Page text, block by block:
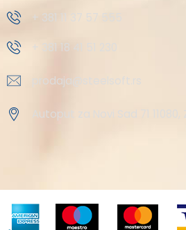
+ 381 11 37 57 555
+ 381 18 41 51 230
prodaja@steelsoft.rs
Autoput za Novi Sad 71